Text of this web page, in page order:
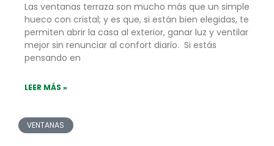
Las ventanas terraza son mucho más que un simple
hueco con cristal; y es que, si están bien elegidas, te
permiten abrir la casa al exterior, ganar luz y ventilar
mejor sin renunciar al confort diario. Si estás
pensando en
LEER MÁS »
VENTANAS